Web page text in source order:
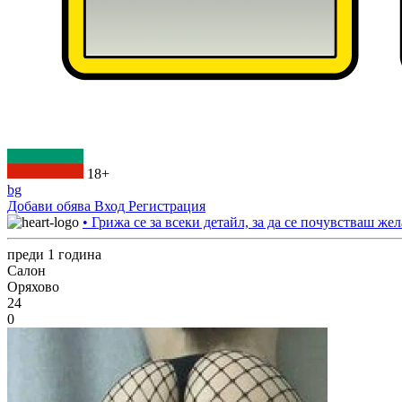
18+
bg
Добави обява Вход Регистрация
• Грижа се за всеки детайл, за да се почувстваш
преди 1 година
Салон
Оряхово
24
0